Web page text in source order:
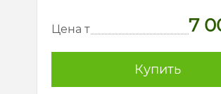
Цена т 7
Купить